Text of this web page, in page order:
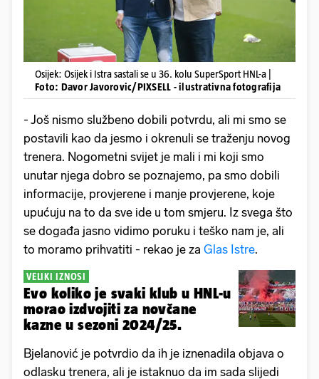
Osijek: Osijek i Istra sastali se u 36. kolu SuperSport HNL-a |
Foto: Davor Javorovic/PIXSELL - ilustrativna fotografija
- Još nismo službeno dobili potvrdu, ali mi smo se
postavili kao da jesmo i okrenuli se traženju novog
trenera. Nogometni svijet je mali i mi koji smo
unutar njega dobro se poznajemo, pa smo dobili
informacije, provjerene i manje provjerene, koje
upućuju na to da sve ide u tom smjeru. Iz svega što
se događa jasno vidimo poruku i teško nam je, ali
to moramo prihvatiti - rekao je za Glas Istre.
VELIKI IZNOSI
Evo koliko je svaki klub u HNL-u
morao izdvojiti za novčane
kazne u sezoni 2024/25.
Bjelanović je potvrdio da ih je iznenadila objava o
odlasku trenera, ali je istaknuo da im sada slijedi